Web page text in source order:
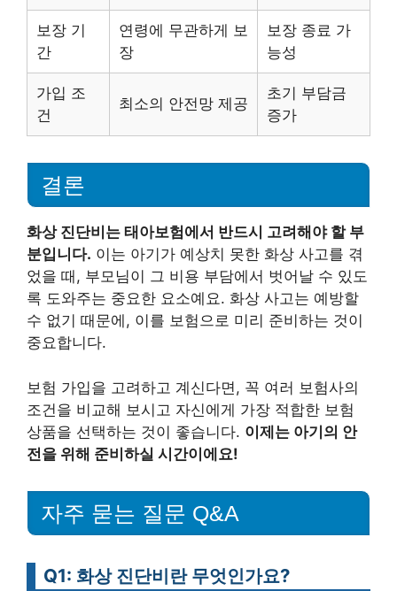
보장 기
간
연령에 무관하게 보
장
보장 종료 가
능성
가입 조
건
최소의 안전망 제공
초기 부담금
증가
결론
화상 진단비는 태아보험에서 반드시 고려해야 할 부
분입니다. 이는 아기가 예상치 못한 화상 사고를 겪
었을 때, 부모님이 그 비용 부담에서 벗어날 수 있도
록 도와주는 중요한 요소예요. 화상 사고는 예방할
수 없기 때문에, 이를 보험으로 미리 준비하는 것이
중요합니다.
보험 가입을 고려하고 계신다면, 꼭 여러 보험사의
조건을 비교해 보시고 자신에게 가장 적합한 보험
상품을 선택하는 것이 좋습니다. 이제는 아기의 안
전을 위해 준비하실 시간이에요!
자주 묻는 질문 Q&A
Q1: 화상 진단비란 무엇인가요?